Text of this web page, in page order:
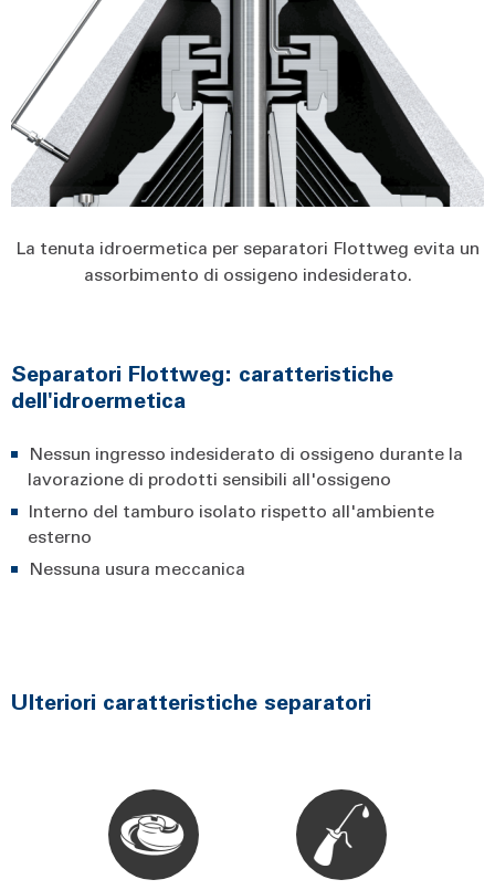
La tenuta idroermetica per separatori Flottweg evita un
assorbimento di ossigeno indesiderato.
Separatori Flottweg: caratteristiche
dell'idroermetica
Nessun ingresso indesiderato di ossigeno durante la
lavorazione di prodotti sensibili all'ossigeno
Interno del tamburo isolato rispetto all'ambiente
esterno
Nessuna usura meccanica
Ulteriori caratteristiche separatori